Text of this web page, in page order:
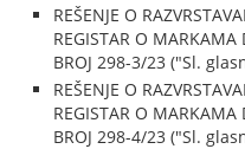
REŠENJE O
REGISTAR O
BROJ 298-3/23 ("Sl.
REŠENJE O
REGISTAR O
BROJ 298-4/23 ("Sl.